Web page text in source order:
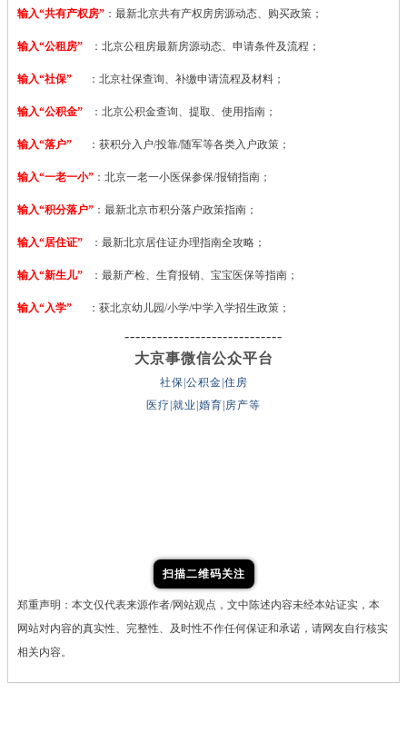
输入“共有产权房” ：最新北京共有产权房房源动态、购买政策；
输入“公租房” ：北京公租房最新房源动态、申请条件及流程；
输入“社保” ：北京社保查询、补缴申请流程及材料；
输入“公积金” ：北京公积金查询、提取、使用指南；
输入“落户” ：获积分入户/投靠/随军等各类入户政策；
输入“一老一小” ：北京一老一小医保参保/报销指南；
输入“积分落户” ：最新北京市积分落户政策指南；
输入“居住证” ：最新北京居住证办理指南全攻略；
输入“新生儿” ：最新产检、生育报销、宝宝医保等指南；
输入“入学” ：获北京幼儿园/小学/中学入学招生政策；
-----------------------------
大京事微信公众平台
社保|公积金|住房
医疗|就业|婚育|房产等
扫描二维码关注
郑重声明：本文仅代表来源作者/网站观点，文中陈述内容未经本站证实，本
网站对内容的真实性、完整性、及时性不作任何保证和承诺，请网友自行核实
相关内容。